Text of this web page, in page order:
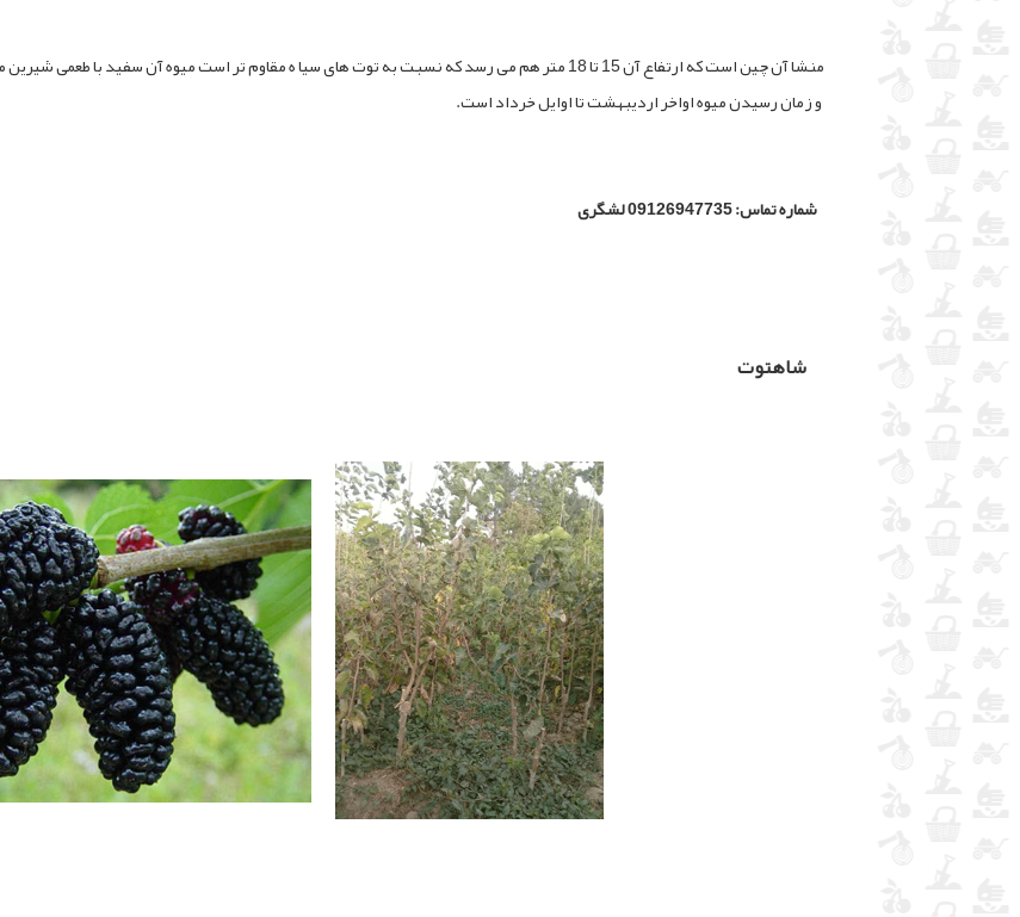
منشا آن چین است که ارتفاع آن 15 تا 18 متر هم می رسد که نسبت به توت های سیا ه مقاوم تر است میوه آن سفید
و زمان رسیدن میوه اواخر اردیبهشت تا اوایل خرداد است.
شماره تماس: 09126947735 لشگری
شاهتوت